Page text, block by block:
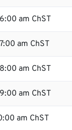
am ChST
am ChST
am ChST
am ChST
am ChST